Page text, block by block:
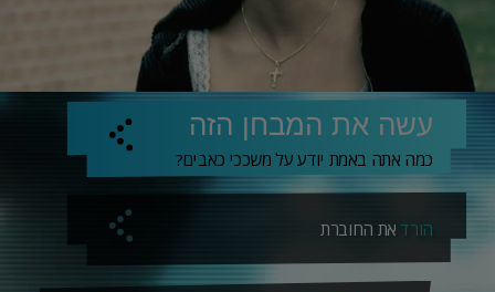
עשה את המבחן הזה
כמה אתה באמת יודע על משככי כאבים?
הורדאת החוברת